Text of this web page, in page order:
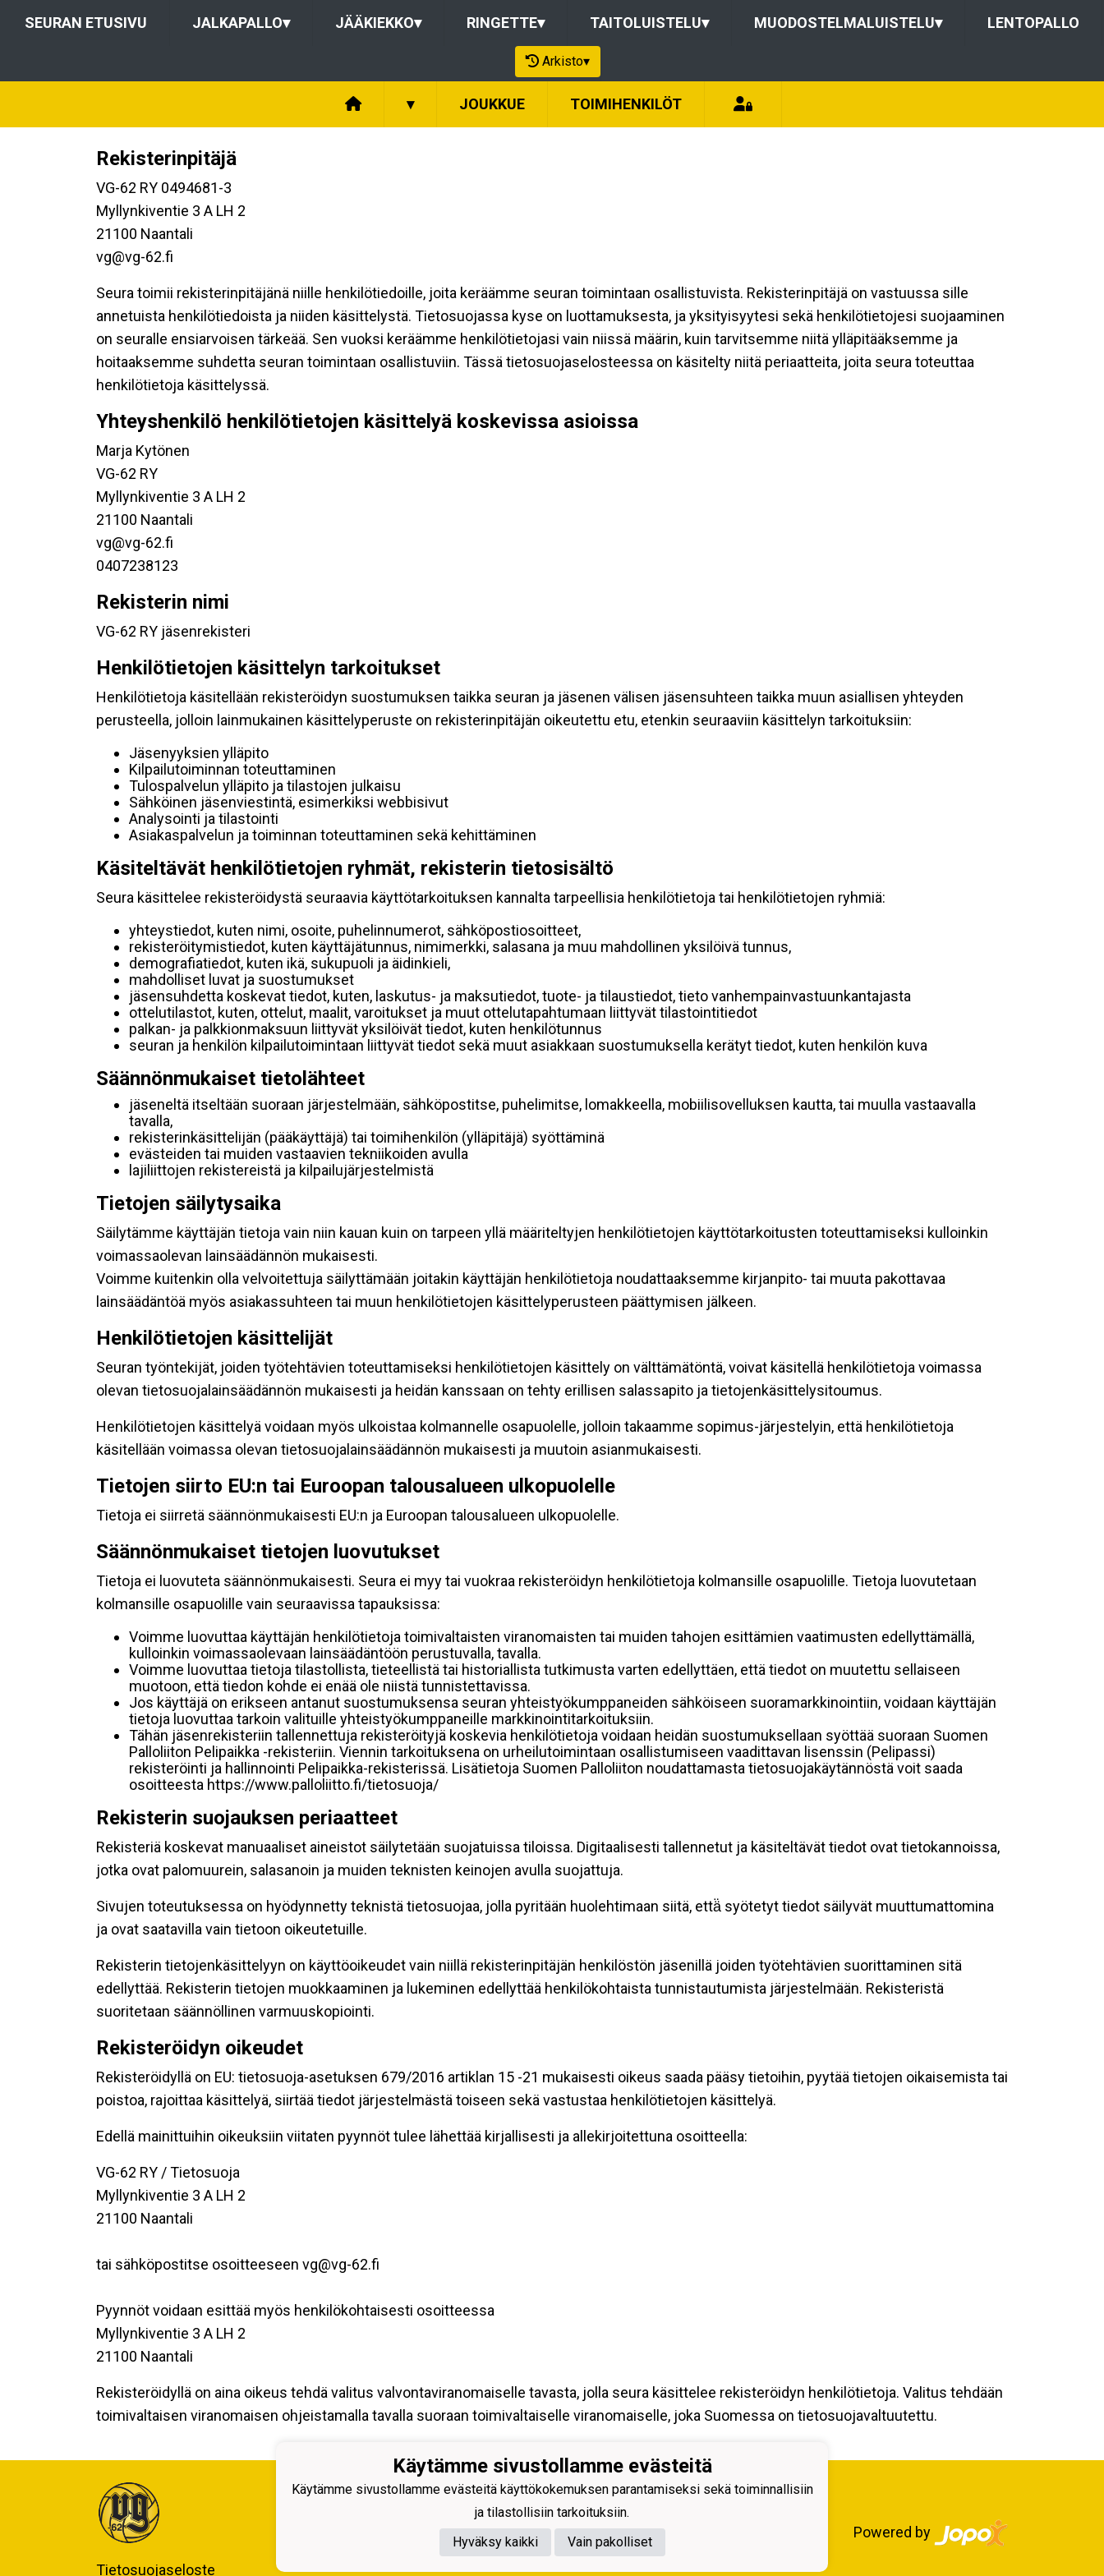
SEURAN ETUSIVU JALKAPALLO▾ JÄÄKIEKKO▾ RINGETTE▾ TAITOLUISTELU▾ MUODOSTELMALUISTELU▾ LENTOPALLO
Arkisto▾
▾ JOUKKUE TOIMIHENKILÖT
Rekisterinpitäjä
VG-62 RY 0494681-3
Myllynkiventie 3 A LH 2
21100 Naantali
vg@vg-62.fi
Seura toimii rekisterinpitäjänä niille henkilötiedoille, joita keräämme seuran toimintaan osallistuvista. Rekisterinpitäjä on vastuussa sille
annetuista henkilötiedoista ja niiden käsittelystä. Tietosuojassa kyse on luottamuksesta, ja yksityisyytesi sekä henkilötietojesi suojaaminen
on seuralle ensiarvoisen tärkeää. Sen vuoksi keräämme henkilötietojasi vain niissä määrin, kuin tarvitsemme niitä ylläpitääksemme ja
hoitaaksemme suhdetta seuran toimintaan osallistuviin. Tässä tietosuojaselosteessa on käsitelty niitä periaatteita, joita seura toteuttaa
henkilötietoja käsittelyssä.
Yhteyshenkilö henkilötietojen käsittelyä koskevissa asioissa
Marja Kytönen
VG-62 RY
Myllynkiventie 3 A LH 2
21100 Naantali
vg@vg-62.fi
0407238123
Rekisterin nimi
VG-62 RY jäsenrekisteri
Henkilötietojen käsittelyn tarkoitukset
Henkilötietoja käsitellään rekisteröidyn suostumuksen taikka seuran ja jäsenen välisen jäsensuhteen taikka muun asiallisen yhteyden
perusteella, jolloin lainmukainen käsittelyperuste on rekisterinpitäjän oikeutettu etu, etenkin seuraaviin käsittelyn tarkoituksiin:
Jäsenyyksien ylläpito
Kilpailutoiminnan toteuttaminen
Tulospalvelun ylläpito ja tilastojen julkaisu
Sähköinen jäsenviestintä, esimerkiksi webbisivut
Analysointi ja tilastointi
Asiakaspalvelun ja toiminnan toteuttaminen sekä kehittäminen
Käsiteltävät henkilötietojen ryhmät, rekisterin tietosisältö
Seura käsittelee rekisteröidystä seuraavia käyttötarkoituksen kannalta tarpeellisia henkilötietoja tai henkilötietojen ryhmiä:
yhteystiedot, kuten nimi, osoite, puhelinnumerot, sähköpostiosoitteet,
rekisteröitymistiedot, kuten käyttäjätunnus, nimimerkki, salasana ja muu mahdollinen yksilöivä tunnus,
demografiatiedot, kuten ikä, sukupuoli ja äidinkieli,
mahdolliset luvat ja suostumukset
jäsensuhdetta koskevat tiedot, kuten, laskutus- ja maksutiedot, tuote- ja tilaustiedot, tieto vanhempainvastuunkantajasta
ottelutilastot, kuten, ottelut, maalit, varoitukset ja muut ottelutapahtumaan liittyvät tilastointitiedot
palkan- ja palkkionmaksuun liittyvät yksilöivät tiedot, kuten henkilötunnus
seuran ja henkilön kilpailutoimintaan liittyvät tiedot sekä muut asiakkaan suostumuksella kerätyt tiedot, kuten henkilön kuva
Säännönmukaiset tietolähteet
jäseneltä itseltään suoraan järjestelmään, sähköpostitse, puhelimitse, lomakkeella, mobiilisovelluksen kautta, tai muulla vastaavalla
tavalla,
rekisterinkäsittelijän (pääkäyttäjä) tai toimihenkilön (ylläpitäjä) syöttäminä
evästeiden tai muiden vastaavien tekniikoiden avulla
lajiliittojen rekistereistä ja kilpailujärjestelmistä
Tietojen säilytysaika
Säilytämme käyttäjän tietoja vain niin kauan kuin on tarpeen yllä määriteltyjen henkilötietojen käyttötarkoitusten toteuttamiseksi kulloinkin
voimassaolevan lainsäädännön mukaisesti.
Voimme kuitenkin olla velvoitettuja säilyttämään joitakin käyttäjän henkilötietoja noudattaaksemme kirjanpito- tai muuta pakottavaa
lainsäädäntöä myös asiakassuhteen tai muun henkilötietojen käsittelyperusteen päättymisen jälkeen.
Henkilötietojen käsittelijät
Seuran työntekijät, joiden työtehtävien toteuttamiseksi henkilötietojen käsittely on välttämätöntä, voivat käsitellä henkilötietoja voimassa
olevan tietosuojalainsäädännön mukaisesti ja heidän kanssaan on tehty erillisen salassapito ja tietojenkäsittelysitoumus.
Henkilötietojen käsittelyä voidaan myös ulkoistaa kolmannelle osapuolelle, jolloin takaamme sopimus-järjestelyin, että henkilötietoja
käsitellään voimassa olevan tietosuojalainsäädännön mukaisesti ja muutoin asianmukaisesti.
Tietojen siirto EU:n tai Euroopan talousalueen ulkopuolelle
Tietoja ei siirretä säännönmukaisesti EU:n ja Euroopan talousalueen ulkopuolelle.
Säännönmukaiset tietojen luovutukset
Tietoja ei luovuteta säännönmukaisesti. Seura ei myy tai vuokraa rekisteröidyn henkilötietoja kolmansille osapuolille. Tietoja luovutetaan
kolmansille osapuolille vain seuraavissa tapauksissa:
Voimme luovuttaa käyttäjän henkilötietoja toimivaltaisten viranomaisten tai muiden tahojen esittämien vaatimusten edellyttämällä,
kulloinkin voimassaolevaan lainsäädäntöön perustuvalla, tavalla.
Voimme luovuttaa tietoja tilastollista, tieteellistä tai historiallista tutkimusta varten edellyttäen, että tiedot on muutettu sellaiseen
muotoon, että tiedon kohde ei enää ole niistä tunnistettavissa.
Jos käyttäjä on erikseen antanut suostumuksensa seuran yhteistyökumppaneiden sähköiseen suoramarkkinointiin, voidaan käyttäjän
tietoja luovuttaa tarkoin valituille yhteistyökumppaneille markkinointitarkoituksiin.
Tähän jäsenrekisteriin tallennettuja rekisteröityjä koskevia henkilötietoja voidaan heidän suostumuksellaan syöttää suoraan Suomen
Palloliiton Pelipaikka -rekisteriin. Viennin tarkoituksena on urheilutoimintaan osallistumiseen vaadittavan lisenssin (Pelipassi)
rekisteröinti ja hallinnointi Pelipaikka-rekisterissä. Lisätietoja Suomen Palloliiton noudattamasta tietosuojakäytännöstä voit saada
osoitteesta https://www.palloliitto.fi/tietosuoja/
Rekisterin suojauksen periaatteet
Rekisteriä koskevat manuaaliset aineistot säilytetään suojatuissa tiloissa. Digitaalisesti tallennetut ja käsiteltävät tiedot ovat tietokannoissa,
jotka ovat palomuurein, salasanoin ja muiden teknisten keinojen avulla suojattuja.
Sivujen toteutuksessa on hyödynnetty teknistä tietosuojaa, jolla pyritään huolehtimaan siitä, että̈ syötetyt tiedot säilyvät muuttumattomina
ja ovat saatavilla vain tietoon oikeutetuille.
Rekisterin tietojenkäsittelyyn on käyttöoikeudet vain niillä rekisterinpitäjän henkilöstön jäsenillä joiden työtehtävien suorittaminen sitä
edellyttää. Rekisterin tietojen muokkaaminen ja lukeminen edellyttää henkilökohtaista tunnistautumista järjestelmään. Rekisteristä
suoritetaan säännöllinen varmuuskopiointi.
Rekisteröidyn oikeudet
Rekisteröidyllä on EU: tietosuoja-asetuksen 679/2016 artiklan 15 -21 mukaisesti oikeus saada pääsy tietoihin, pyytää tietojen oikaisemista tai
poistoa, rajoittaa käsittelyä, siirtää tiedot järjestelmästä toiseen sekä vastustaa henkilötietojen käsittelyä.
Edellä mainittuihin oikeuksiin viitaten pyynnöt tulee lähettää kirjallisesti ja allekirjoitettuna osoitteella:
VG-62 RY / Tietosuoja
Myllynkiventie 3 A LH 2
21100 Naantali
tai sähköpostitse osoitteeseen vg@vg-62.fi
Pyynnöt voidaan esittää myös henkilökohtaisesti osoitteessa
Myllynkiventie 3 A LH 2
21100 Naantali
Rekisteröidyllä on aina oikeus tehdä valitus valvontaviranomaiselle tavasta, jolla seura käsittelee rekisteröidyn henkilötietoja. Valitus tehdään
toimivaltaisen viranomaisen ohjeistamalla tavalla suoraan toimivaltaiselle viranomaiselle, joka Suomessa on tietosuojavaltuutettu.
Tietosuojaseloste
Powered by
Käytämme sivustollamme evästeitä
Käytämme sivustollamme evästeitä käyttökokemuksen parantamiseksi sekä toiminnallisiin
ja tilastollisiin tarkoituksiin.
Hyväksy kaikki
Vain pakolliset